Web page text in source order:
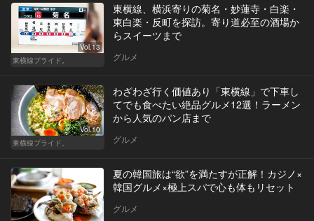
Vol.13
東横線プライド。
東横線、横浜寄りの菊名・妙蓮寺・白楽・
東白楽・反町を探訪。寄り道必至の酒場か
らスイーツまで
グルメ
Vol.10
東横線プライド。
わざわざ行く価値あり「東横線」で下車し
てでも食べたい絶品グルメ12選！ラーメン
から人気のパン店まで
グルメ
夏の韓国旅は“欲”を満たすが正解！カジノ×
韓国グルメ×極上スパで心も体もリセット
グルメ